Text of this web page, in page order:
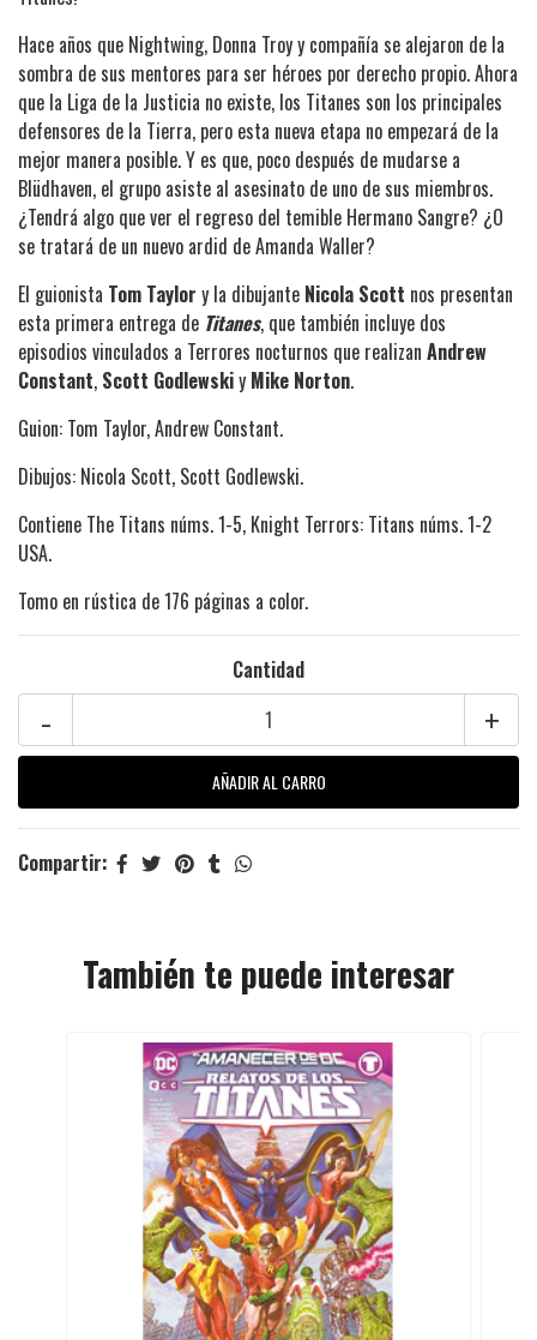
Hace años que Nightwing, Donna Troy y compañía se alejaron de la
sombra de sus mentores para ser héroes por derecho propio. Ahora
que la Liga de la Justicia no existe, los Titanes son los principales
defensores de la Tierra, pero esta nueva etapa no empezará de la
mejor manera posible. Y es que, poco después de mudarse a
Blüdhaven, el grupo asiste al asesinato de uno de sus miembros.
¿Tendrá algo que ver el regreso del temible Hermano Sangre? ¿O
se tratará de un nuevo ardid de Amanda Waller?
El guionista Tom Taylor y la dibujante Nicola Scott nos presentan
esta primera entrega de Titanes, que también incluye dos
episodios vinculados a Terrores nocturnos que realizan Andrew
Constant, Scott Godlewskiy Mike Norton.
Guion: Tom Taylor, Andrew Constant.
Dibujos: Nicola Scott, Scott Godlewski.
Contiene The Titans núms. 1-5, Knight Terrors: Titans núms. 1-2
USA.
Tomo en rústica de 176 páginas a color.
Cantidad
+
-
Compartir:
También te puede interesar